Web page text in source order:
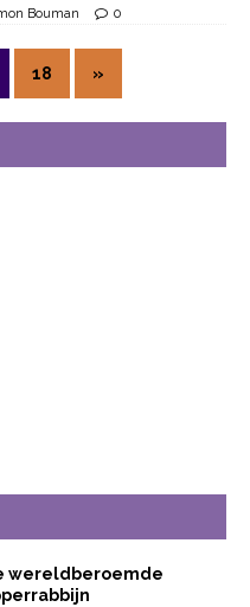
Bouman 0
18 »
wereldberoemde